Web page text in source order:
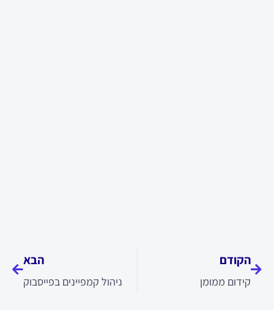
הקודם
קידום ממומן
הבא
ניהול קמפיינים בפייסבוק